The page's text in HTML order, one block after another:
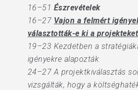
16–51 Észrevételek
16–27 Vajon a felmért
választották-e ki a
19–23 Kezdetben a
igényekre alapozták
24–27 A projektkiválasztás
vizsgálták, hogy a